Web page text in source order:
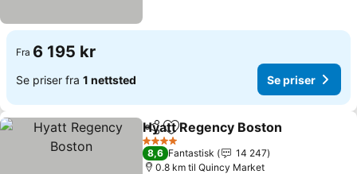
Fra 6 195 kr
Se priser fra 1 nettsted Se priser
Del Legg til i favoritter
Hyatt Regency Boston
4 Stjerner
8,6 Fantastisk
14 247
0.8 km til Quincy Market